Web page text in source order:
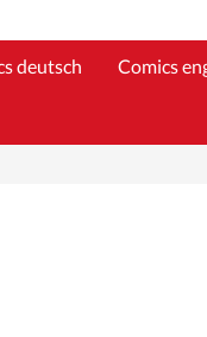
deutsch Comics